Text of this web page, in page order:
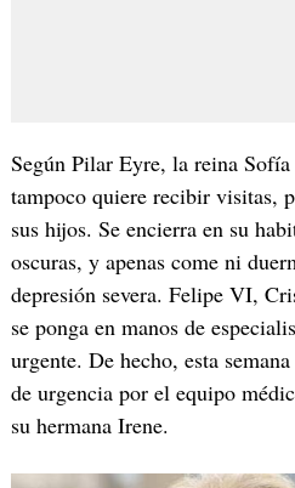
Según Pilar Eyre, la reina Sofía
tampoco quiere recibir visitas,
sus hijos. Se encierra en su
oscuras, y apenas come ni
depresión severa. Felipe VI,
se ponga en manos de
urgente. De hecho, esta
de urgencia por el equipo
su hermana Irene.